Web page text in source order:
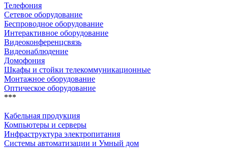
Телефония
Сетевое оборудование
Беспроводное оборудование
Интерактивное оборудование
Видеоконференцсвязь
Видеонаблюдение
Домофония
Шкафы и стойки телекоммуникационные
Монтажное оборудование
Оптическое оборудование
***
Кабельная продукция
Компьютеры и серверы
Инфраструктура электропитания
Системы автоматизации и Умный дом